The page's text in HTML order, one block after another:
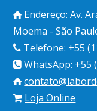
Endereço: Av.
Moema - São
Telefone: +55
WhatsApp: +55
Loja Online